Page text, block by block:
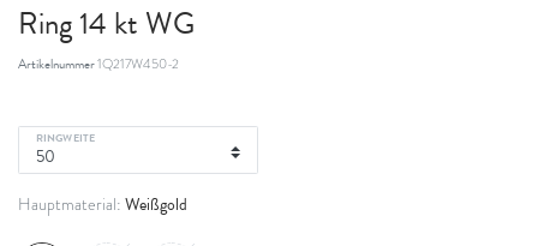
Ring 14 kt WG
Artikelnummer1Q217W450-2
RINGWEITE
Hauptmaterial: Weißgold